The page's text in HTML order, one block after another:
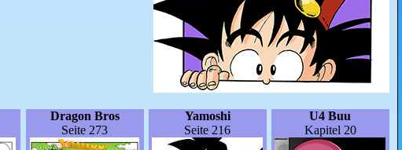
Dragon Bros
Seite 273
Yamoshi
Seite 216
U4 Buu
Kapitel 20